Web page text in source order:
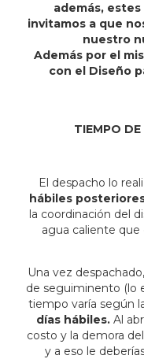
además,
invitamos a que
nuestro
Además por el
con el Diseño
TIEMPO
El despacho lo
hábiles
la coordinación del
agua caliente que
Una vez
de seguiminento (lo
tiempo varía según
días hábiles.Al
costo y la demora
y a eso le